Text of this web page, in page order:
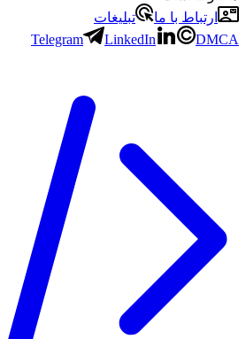
ارتباط با ما
تبلیغات
Telegram
LinkedIn DMCA